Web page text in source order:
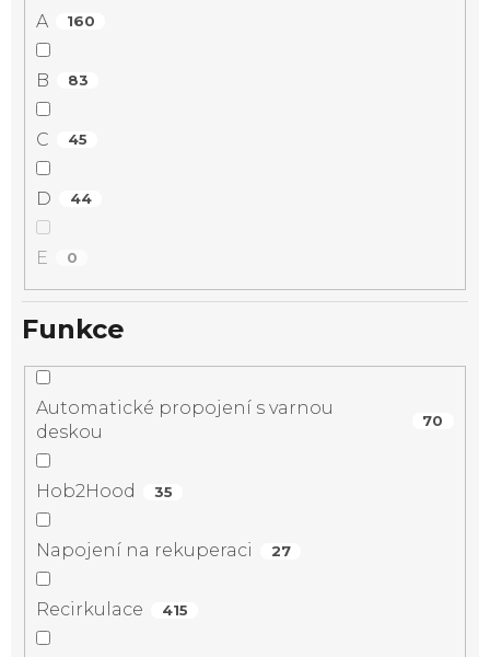
A 160
B 83
C 45
D 44
E 0
Funkce
Automatické propojení s varnou
deskou
70
Hob2Hood 35
Napojení na rekuperaci 27
Recirkulace 415